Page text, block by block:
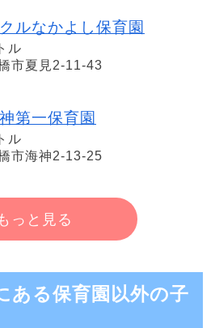
ルなかよし保育園
ル
市夏見2-11-43
第一保育園
ル
市海神2-13-25
っと見る
ある保育園以外の子